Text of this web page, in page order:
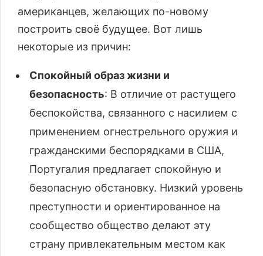
американцев, желающих по-новому
построить своё будущее. Вот лишь
некоторые из причин:
Спокойный образ жизни и
безопасность: В отличие от растущего
беспокойства, связанного с насилием с
применением огнестрельного оружия и
гражданскими беспорядками в США,
Португалия предлагает спокойную и
безопасную обстановку. Низкий уровень
преступности и ориентированное на
сообщество общество делают эту
страну привлекательным местом как